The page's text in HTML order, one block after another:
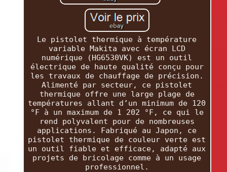
Le pistolet thermique à température
variable Makita avec écran LCD
numérique (HG6530VK) est un outil
électrique de haute qualité conçu pour
les travaux de chauffage de précision.
Alimenté par secteur, ce pistolet
thermique offre une large plage de
températures allant d’un minimum de 120
°F à un maximum de 1 202 °F, ce qui le
rend polyvalent pour de nombreuses
applications. Fabriqué au Japon, ce
pistolet thermique de couleur verte est
un outil fiable et efficace, adapté aux
projets de bricolage comme à un usage
professionnel.